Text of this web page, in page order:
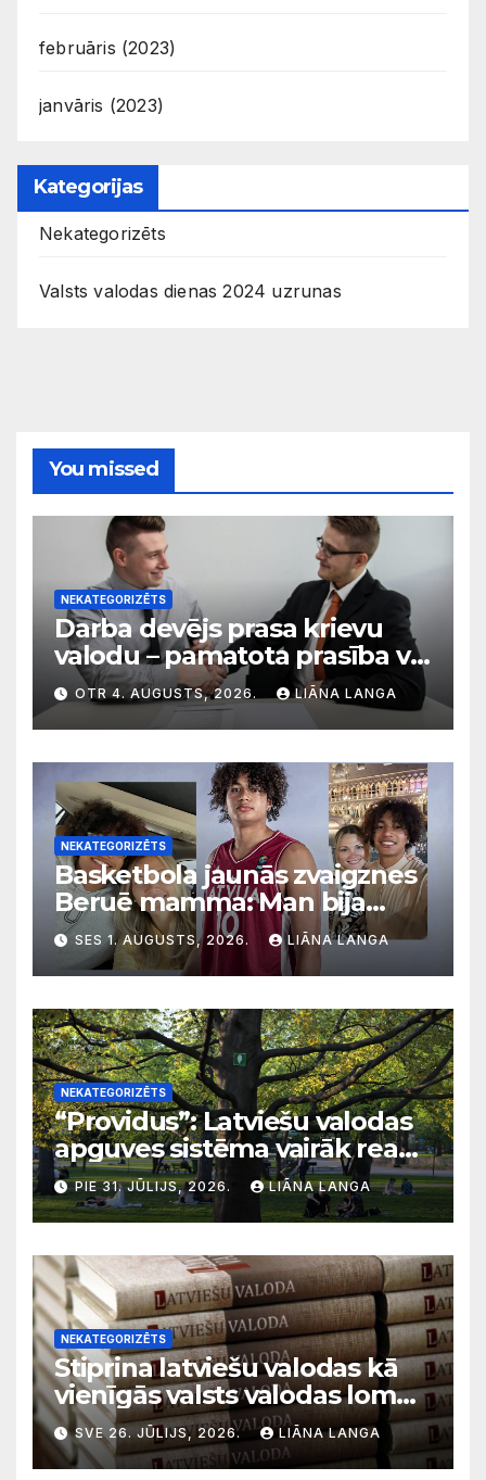
februāris (2023)
janvāris (2023)
Kategorijas
Nekategorizēts
Valsts valodas dienas 2024 uzrunas
You missed
NEKATEGORIZĒTS
Darba devējs prasa krievu
valodu – pamatota prasība vai
diskriminācija? Skaidro VDI
OTR 4. AUGUSTS, 2026. LIĀNA LANGA
NEKATEGORIZĒTS
Basketbola jaunās zvaigznes
Beruē mamma: Man bija
svarīgi, lai bērni apgūst
latviešu valodu
SES 1. AUGUSTS, 2026. LIĀNA LANGA
NEKATEGORIZĒTS
“Providus”: Latviešu valodas
apguves sistēma vairāk reaģē
uz krīzēm nekā ilgtermiņa
migrācijas tendencēm
PIE 31. JŪLIJS, 2026. LIĀNA LANGA
NEKATEGORIZĒTS
Stiprina latviešu valodas kā
vienīgās valsts valodas lomu
sabiedriskajos medijos
SVE 26. JŪLIJS, 2026. LIĀNA LANGA